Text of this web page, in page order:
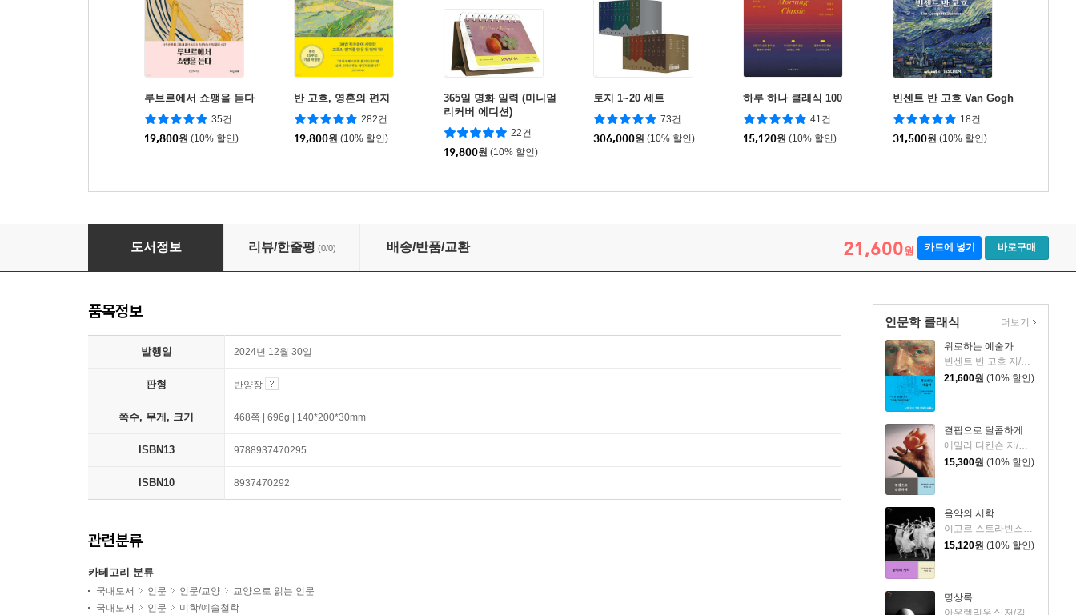
루브르에서 쇼팽을 듣다
35건
19,800원 (10% 할인)
반 고흐, 영혼의 편지
282건
19,800원 (10% 할인)
365일 명화 일력 (미니멀
리커버 에디션)
22건
19,800원 (10% 할인)
토지 1~20 세트
73건
306,000원 (10% 할인)
하루 하나 클래식 100
41건
15,120원 (10% 할인)
빈센트 반 고흐 Van Gogh
18건
31,500원 (10% 할인)
위로하는 예술가
도서정보 리뷰/한줄평 (0/0) 배송/반품/교환 21,600원 카트에 넣기 바로구매
인문학 클래식
위로하는 예술가
빈센트 반 고흐 저/김한식 역
21,600원 (10% 할인)
결핍으로 달콤하게
15,300원 (10% 할인)
음악의 시학
이고르 스트라빈스키 저/이세진 역
15,120원 (10% 할인)
명상록
더보기
품목정보
발행일 2024년 12월 30일
판형 반양장
쪽수, 무게, 크기 468쪽 | 696g | 140*200*30mm
ISBN13 9788937470295
ISBN10 8937470292
관련분류
카테고리 분류
국내도서 인문 인문/교양
교양으로 읽는 인문
국내도서
인문 미학/예술철학